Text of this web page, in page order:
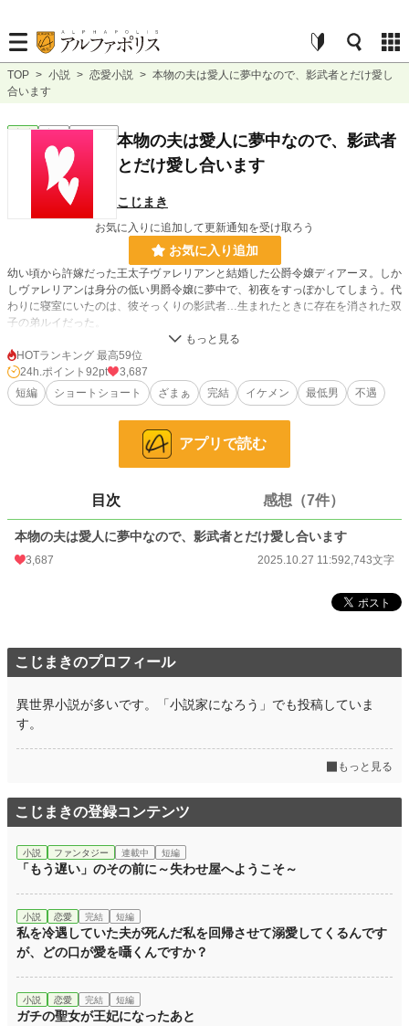
TOP > 小説 > 恋愛小説 > 本物の夫は愛人に夢中なので、影武者とだけ愛し
合います
恋愛 完結 ｼｮｰﾄｼｮｰﾄ
本物の夫は愛人に夢中なので、影武者
とだけ愛し合います
こじまき
お気に入りに追加して更新通知を受け取ろう
お気に入り追加
幼い頃から許嫁だった王太子ヴァレリアンと結婚した公爵令嬢ディアーヌ。しか
しヴァレリアンは身分の低い男爵令嬢に夢中で、初夜をすっぽかしてしまう。代
わりに寝室にいたのは、彼そっくりの影武者…生まれたときに存在を消された双
子の弟ルイだった。
※「小説家になろう」にも投稿しています
小説 11,287 位 / 228,788 件
2,743
更新日時 2025.10.27 11:59
月間ポイント 5,909 pt (7,325 位)
年間ポイント 252,915 pt (2,404 位)
累計ポイント
HOTランキング 最高59位
24h.ポイント 92pt
3,687
短編
ショートショート ざまぁ 完結 イケメン 最低男 不遇
アプリで読む
目次 感想（7件）
本物の夫は愛人に夢中なので、影武者とだけ愛し合います
3,687 2025.10.27 11:592,743文字
こじまきのプロフィール
異世界小説が多いです。「小説家になろう」でも投稿していま
す。
もっと見る
こじまきの登録コンテンツ
小説 ファンタジー 連載中 短編
「もう遅い」のその前に～失わせ屋へようこそ～
小説 恋愛 完結 短編
私を冷遇していた夫が死んだ私を回帰させて溺愛してくるんです
が、どの口が愛を囁くんですか？
小説 恋愛 完結 短編
ガチの聖女が王妃になったあと